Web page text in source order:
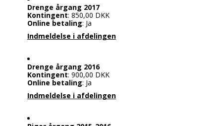
Drenge årgang 2017
Kontingent: 850,00 DKK
Online betaling: Ja
Indmeldelse i afdelingen
Drenge årgang 2016
Kontingent: 900,00 DKK
Online betaling: Ja
Indmeldelse i afdelingen